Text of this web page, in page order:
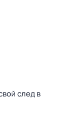
след в